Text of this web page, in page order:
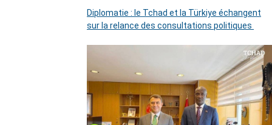
Diplomatie : le Tchad et la Türkiye échangent
sur la relance des consultations politiques